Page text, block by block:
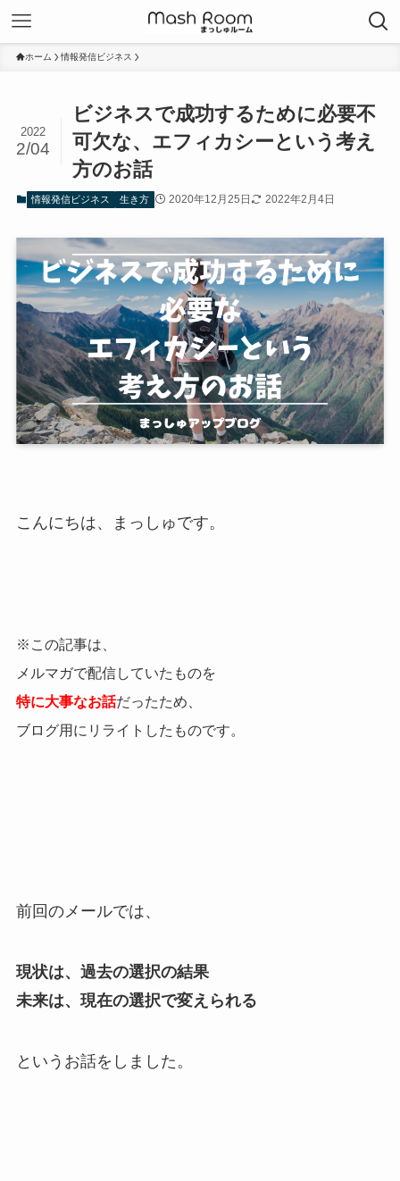
ホーム 情報発信ビジネス
ビジネスで成功するために必要不
可欠な、エフィカシーという考え
方のお話
2022
2/04
情報発信ビジネス 生き方 2020年12月25日 2022年2月4日
こんにちは、まっしゅです。
※この記事は、
メルマガで配信していたものを
特に大事なお話だったため、
ブログ用にリライトしたものです。
前回のメールでは、
現状は、過去の選択の結果
未来は、現在の選択で変えられる
というお話をしました。